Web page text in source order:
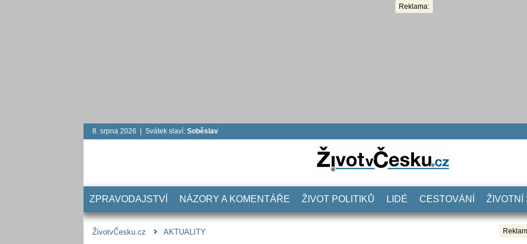
Reklama:
8. srpna 2026 | Svátek slaví: Soběslav
ZPRAVODAJSTVÍ NÁZORY A KOMENTÁŘE ŽIVOT POLITIKŮ LIDÉ CESTOVÁNÍ ŽIVOTNÍ
ŽivotvČesku.cz AKTUALITY